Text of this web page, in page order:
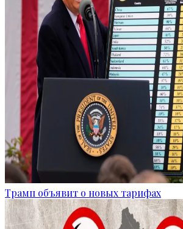
Трамп объявит о новых тарифах